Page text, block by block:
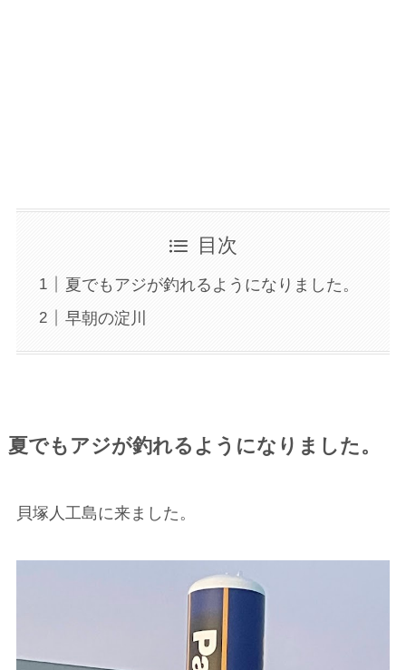
目次
夏でもアジが釣れるようになりました。
早朝の淀川
夏でもアジが釣れるようになりました。
貝塚人工島に来ました。